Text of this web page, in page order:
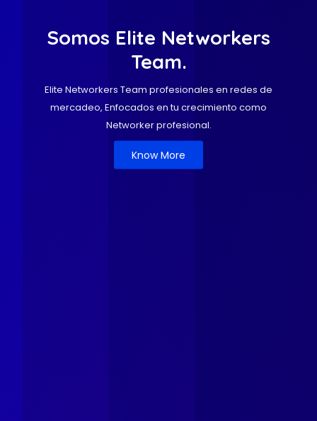
Somos Elite Networkers
Team.
Elite Networkers Team profesionales en redes de
mercadeo, Enfocados en tu crecimiento como
Networker profesional.
Know More